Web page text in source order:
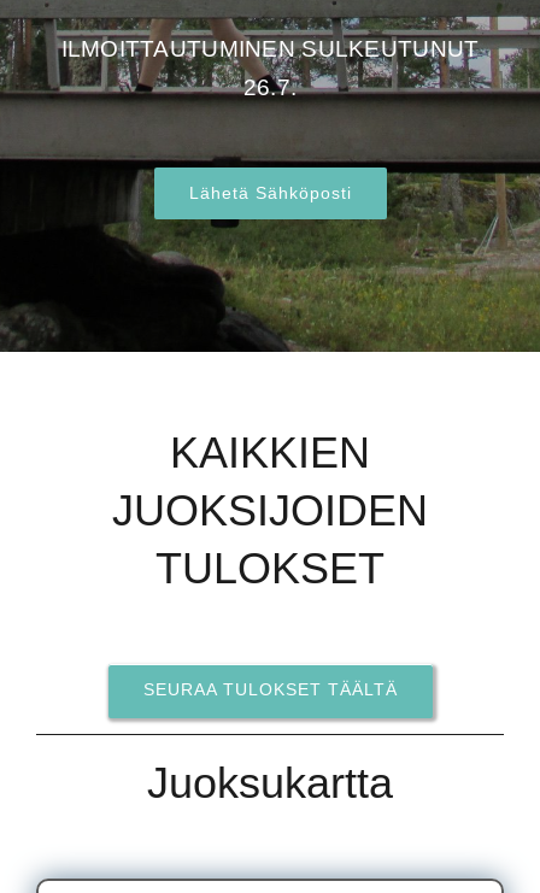
ILMOITTAUTUMINEN SULKEUTUNUT
26.7.
Lähetä Sähköposti
KAIKKIEN
JUOKSIJOIDEN
TULOKSET
SEURAA TULOKSET TÄÄLTÄ
Juoksukartta